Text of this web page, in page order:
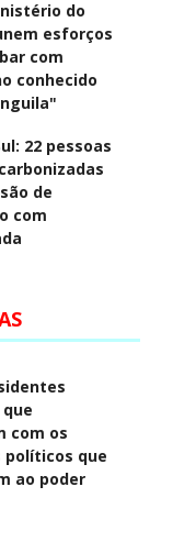
do
esforços
com
conhecido
22 pessoas
de
com
com os
políticos que
ao poder